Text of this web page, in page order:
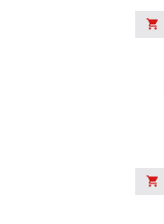

